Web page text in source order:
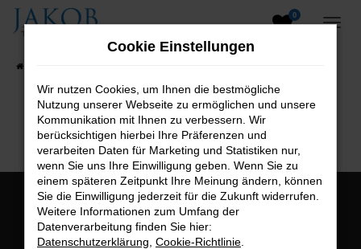
Zum
0
B2B-Shop
Öffnungszeiten:
Montag bis Freitag:
Cookie Einstellungen
Wir nutzen Cookies, um Ihnen die bestmögliche
Nutzung unserer Webseite zu ermöglichen und unsere
Kommunikation mit Ihnen zu verbessern. Wir
berücksichtigen hierbei Ihre Präferenzen und
verarbeiten Daten für Marketing und Statistiken nur,
wenn Sie uns Ihre Einwilligung geben. Wenn Sie zu
einem späteren Zeitpunkt Ihre Meinung ändern, können
Sie die Einwilligung jederzeit für die Zukunft widerrufen.
Weitere Informationen zum Umfang der
Datenverarbeitung finden Sie hier:
Datenschutzerklärung Cookie-Richtlinie